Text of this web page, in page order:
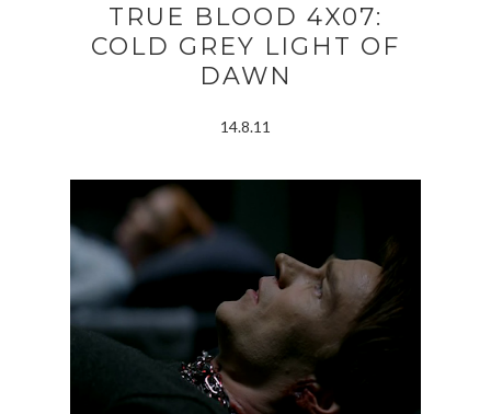
TRUE BLOOD 4X07:
COLD GREY LIGHT OF
DAWN
14.8.11